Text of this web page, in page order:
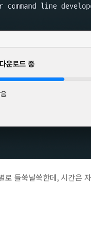
로 들쑥날쑥한데, 시간은